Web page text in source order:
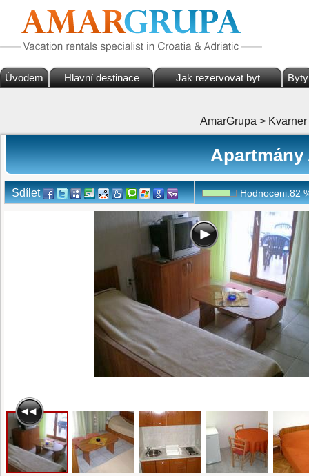
Úvodem Hlavní destinace Jak rezervovat byt Byty
AmarGrupa > Kvarner
Apartmány
Sdílet Hodnoceni:82